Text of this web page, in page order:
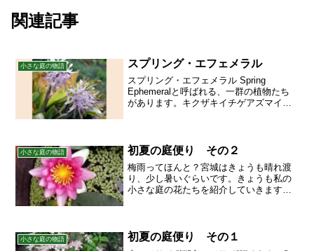
関連記事
小さな庭の物語 スプリング・エフェメラル
スプリング・エフェメラル Spring
Ephemeralと呼ばれる、一群の植物たち
があります。キクザキイチゲアズマイチ
ウバカマ...
小さな庭の物語 初夏の庭便り その２
梅雨ってほんと？宮城はきょうも晴れ渡
り、少し暑いぐらいです。きょうも私の
小さな庭の花たちを紹介していきます。
０㎝はある大きなプラスチ...
小さな庭の物語 初夏の庭便り その１